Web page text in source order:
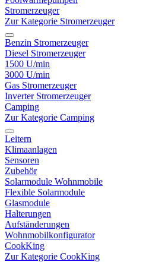
Stromerzeuger
Zur Kategorie Stromerzeuger
Benzin Stromerzeuger
Diesel Stromerzeuger
1500 U/min
3000 U/min
Gas Stromerzeuger
Inverter Stromerzeuger
Camping
Zur Kategorie Camping
Leitern
Klimaanlagen
Sensoren
Zubehör
Solarmodule Wohnmobile
Flexible Solarmodule
Glasmodule
Halterungen
Aufständerungen
Wohnmobilkonfigurator
CookKing
Zur Kategorie CookKing